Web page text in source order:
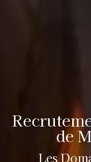
de
Les